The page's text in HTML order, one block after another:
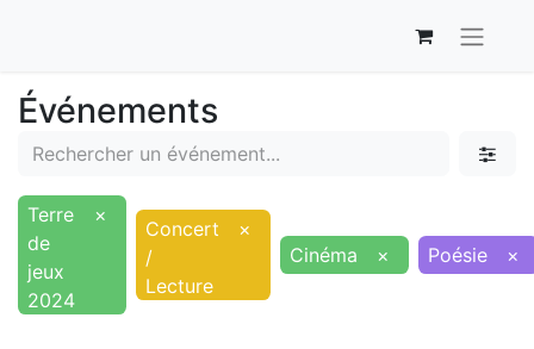
Événements
Terre
de
jeux
2024
×
Concert
/
Lecture
×
Cinéma
× Poésie ×